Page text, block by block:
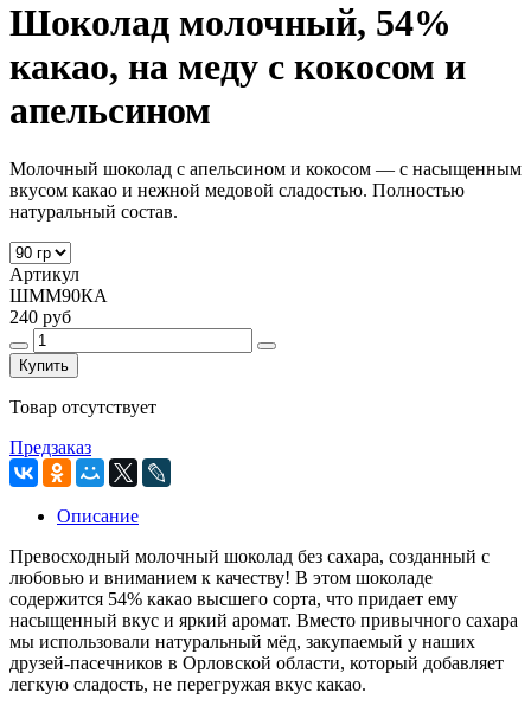
Шоколад молочный, 54%
какао, на меду с кокосом и
апельсином
Молочный шоколад с апельсином и кокосом — с насыщенным
вкусом какао и нежной медовой сладостью. Полностью
натуральный состав.
Артикул
ШММ90КА
240 руб
Купить
Товар отсутствует
Предзаказ
Описание
Превосходный молочный шоколад без сахара, созданный с
любовью и вниманием к качеству! В этом шоколаде
содержится 54% какао высшего сорта, что придает ему
насыщенный вкус и яркий аромат. Вместо привычного сахара
мы использовали натуральный мёд, закупаемый у наших
друзей-пасечников в Орловской области, который добавляет
легкую сладость, не перегружая вкус какао.